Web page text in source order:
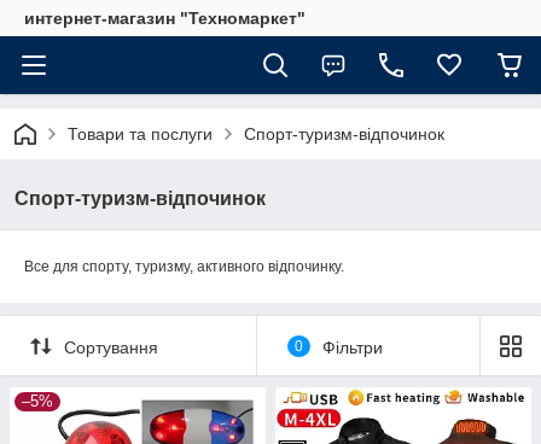
интернет-магазин "Техномаркет"
Товари та послуги Спорт-туризм-відпочинок
Спорт-туризм-відпочинок
Все для спорту, туризму, активного відпочинку.
Сортування 0 Фільтри
–5%